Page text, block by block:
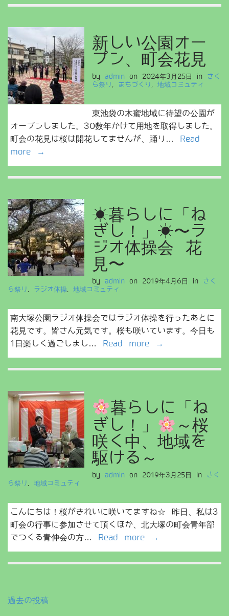
新しい公園オー
プン、町会花見
by admin on 2024年3月25日 in さく
ら祭り , まちづくり , 地域コミュティ
東池袋の木蜜地域に待望の公園が
オープンしました。30数年かけて用地を取得しました。
町会の花見は桜は開花してませんが、踊り…
Read
more →
☀暮らしに「ね
ぎし！」☀〜ラ
ジオ体操会 花
見〜
by admin on 2019年4月6日 in さく
ら祭り , ラジオ体操, 地域コミュティ
南大塚公園ラジオ体操会ではラジオ体操を行ったあとに
花見です。皆さん元気です。桜も咲いています。今日も
1日楽しく過ごしまし…
Read more →
暮らしに「ね
ぎし！」
～桜
咲く中、地域を
駆ける～ ​
by admin on 2019年3月25日 in さく
ら祭り
地域コミュティ
こんにちは！桜がきれいに咲いてますね☆ 昨日、私は3
町会の行事に参加させて頂くほか、北大塚の町会青年部
でつくる青伸会の方…
Read more →
投
過去の投稿